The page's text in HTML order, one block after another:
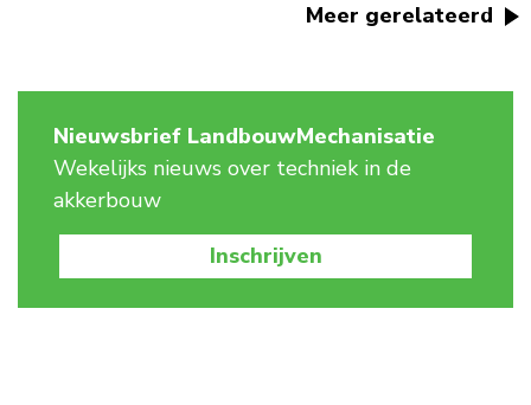
Meer gerelateerd
Nieuwsbrief LandbouwMechanisatie
Wekelijks nieuws over techniek in de
akkerbouw
Inschrijven